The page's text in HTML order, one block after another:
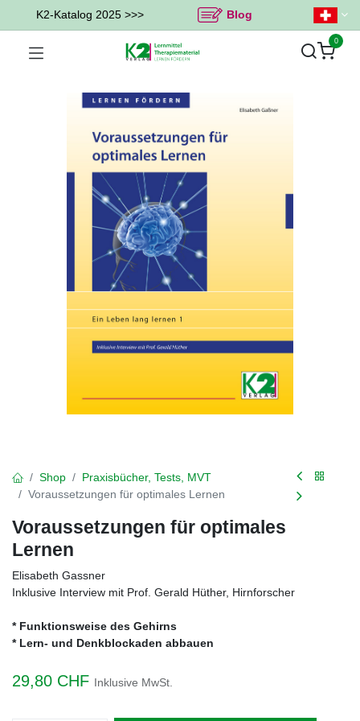
K2-Katalog 2025 >>> Blog
0
Shop
Praxisbücher, Tests, MVT
Voraussetzungen für optimales Lernen
Voraussetzungen für optimales
Lernen
Elisabeth Gassner
Inklusive Interview mit Prof. Gerald Hüther, Hirnforscher
* Funktionsweise des Gehirns
* Lern- und Denkblockaden abbauen
29,80 CHF Inklusive MwSt.